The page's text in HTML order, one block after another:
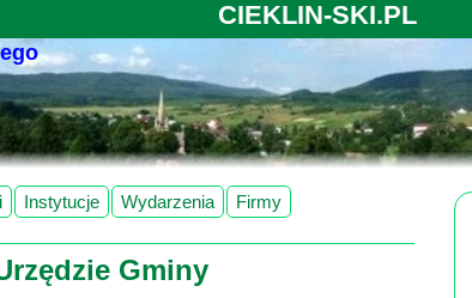
CIEKLIN-SKI.PL
Instytucje Wydarzenia Firmy
Gminy